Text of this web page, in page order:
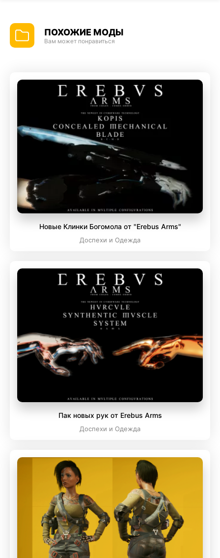
ПОХОЖИЕ МОДЫ
Вам может понравиться
Новые Клинки Богомола от "Erebus Arms"
Доспехи и Одежда
Пак новых рук от Erebus Arms
Доспехи и Одежда